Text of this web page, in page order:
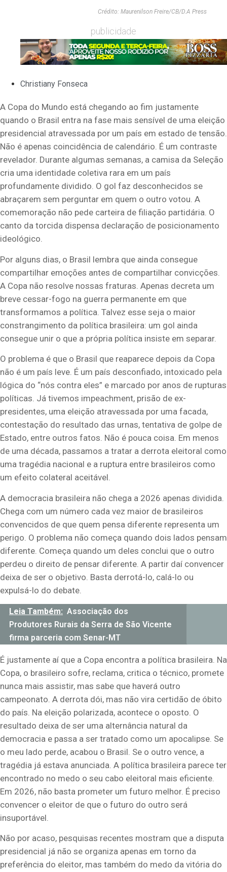
Crédito: Maurenilson Freire/CB/D.A Press
publicidade
Christiany Fonseca
A Copa do Mundo está chegando ao fim justamente
quando o Brasil entra na fase mais sensível de uma eleição
presidencial atravessada por um país em estado de tensão.
Não é apenas coincidência de calendário. É um contraste
revelador. Durante algumas semanas, a camisa da Seleção
cria uma identidade coletiva rara em um país
profundamente dividido. O gol faz desconhecidos se
abraçarem sem perguntar em quem o outro votou. A
comemoração não pede carteira de filiação partidária. O
canto da torcida dispensa declaração de posicionamento
ideológico.
Por alguns dias, o Brasil lembra que ainda consegue
compartilhar emoções antes de compartilhar convicções.
A Copa não resolve nossas fraturas. Apenas decreta um
breve cessar-fogo na guerra permanente em que
transformamos a política Talvez esse seja o maior
constrangimento da política brasileira: um gol ainda
consegue unir o que a própria política insiste em separar.
O problema é que o Brasil que reaparece depois da Copa
não é um país leve. É um país desconfiado, intoxicado pela
lógica do “nós contra eles” e marcado por anos de rupturas
políticas. Já tivemos impeachment, prisão de ex-
presidentes, uma eleição atravessada por uma facada,
contestação do resultado das urnas, tentativa de golpe de
Estado, entre outros fatos. Não é pouca coisa. Em menos
de uma década, passamos a tratar a derrota eleitoral como
uma tragédia nacional e a ruptura entre brasileiros como
um efeito colateral aceitável.
A democracia brasileira não chega a 2026 apenas dividida.
Chega com um número cada vez maior de brasileiros
convencidos de que quem pensa diferente representa um
perigo. O problema não começa quando dois lados pensam
diferente. Começa quando um deles conclui que o outro
perdeu o direito de pensar diferente. A partir daí convencer
deixa de ser o objetivo. Basta derrotá-lo, calá-lo ou
expulsá-lo do debate.
Leia Também: Associação dos
Produtores Rurais da Serra de São Vicente
firma parceria com Senar-MT
É justamente aí que a Copa encontra a política brasileira. Na
Copa, o brasileiro sofre, reclama, critica o técnico, promete
nunca mais assistir, mas sabe que haverá outro
campeonato. A derrota dói, mas não vira certidão de óbito
do país. Na eleição polarizada, acontece o oposto. O
resultado deixa de ser uma alternância natural da
democracia e passa a ser tratado como um apocalipse. Se
o meu lado perde, acabou o Brasil. Se o outro vence, a
tragédia já estava anunciada. A política brasileira parece ter
encontrado no medo o seu cabo eleitoral mais eficiente.
Em 2026, não basta prometer um futuro melhor. É preciso
convencer o eleitor de que o futuro do outro será
insuportável.
Não por acaso, pesquisas recentes mostram que a disputa
presidencial já não se organiza apenas em torno da
preferência do eleitor, mas também do medo da vitória do